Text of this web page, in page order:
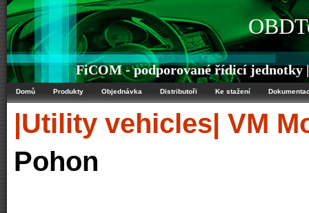
FiCOM - podporované řídicí
Domů Produkty Objednávka Distributoři Ke stažení
|Utility vehicles| VM
Pohon